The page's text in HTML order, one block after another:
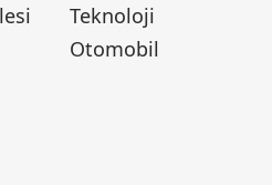
Teknoloji
Otomobil